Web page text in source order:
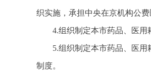
织实施，承担中央在京机构公
4.组织制定本市药品、医用
5.组织制定本市药品、医
制度。